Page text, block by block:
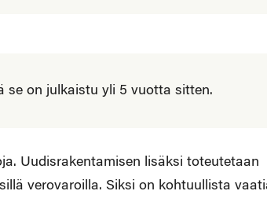
se on julkaistu yli 5 vuotta sitten.
Uudisrakentamisen lisäksi toteutetaan
verovaroilla. Siksi on kohtuullista